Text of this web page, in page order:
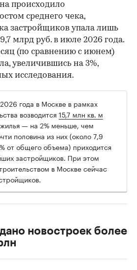
происходило
среднего чека,
застройщиков упала лишь
млрд руб. в июле 2026 года.
(по сравнению с июнем)
увеличившись на 3%,
исследования.
года в Москве в рамках
возводится15,7 млн кв. м
— на 2% меньше, чем
половина из них (около 7,9
от общего объема) приходится
застройщиков. При этом
в Москве сейчас
новостроек более